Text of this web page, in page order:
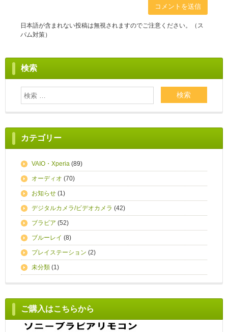
日本語が含まれない投稿は無視されますのでご注意ください。（ス
パム対策）
検索
カテゴリー
VAIO・Xperia (89)
オーディオ (70)
お知らせ (1)
デジタルカメラ/ビデオカメラ (42)
ブラビア (52)
ブルーレイ (8)
プレイステーション (2)
未分類 (1)
ご購入はこちらから